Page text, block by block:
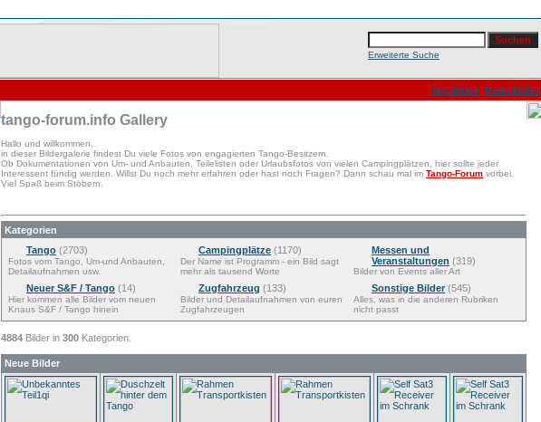
Erweiterte Suche
Top Bilder Neue Bilder
tango-forum.info Gallery
Hallo und willkommen,
in dieser Bildergalerie findest Du viele Fotos von engagierten Tango-Besitzern.
Ob Dokumentationen von Um- und Anbauten, Teilelisten oder Urlaubsfotos von vielen Campingplätzen, hier sollte jeder
Interessent fündig werden. Willst Du noch mehr erfahren oder hast noch Fragen? Dann schau mal im Tango-Forum vorbei.
Viel Spaß beim Stöbern.
Kategorien
Tango (2703)
Fotos vom Tango, Um-und Anbauten,
Detailaufnahmen usw.
Neuer S&F / Tango (14)
Hier kommen alle Bilder vom neuen
Knaus S&F / Tango hinein
Campingplätze (1170)
Der Name ist Programm - ein Bild sagt
mehr als tausend Worte
Zugfahrzeug (133)
Bilder und Detailaufnahmen von euren
Zugfahrzeugen
Messen und
Veranstaltungen (319)
Bilder von Events aller Art
Sonstige Bilder(545)
Alles, was in die anderen Rubriken
nicht passt
4884 Bilder in 300 Kategorien.
Neue Bilder